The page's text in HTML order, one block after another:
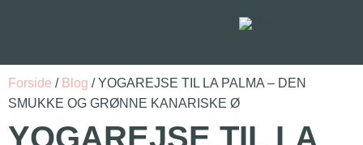
Forside / Blog / YOGAREJSE TIL LA PALMA – DEN
SMUKKE OG GRØNNE KANARISKE Ø
YOGAREJSE TIL LA